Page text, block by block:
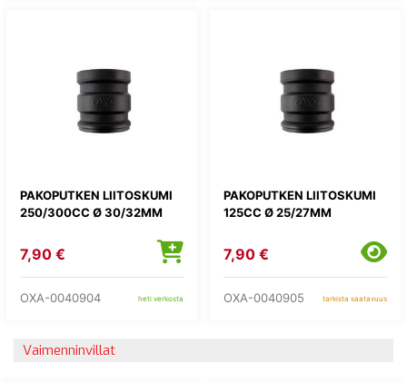
PAKOPUTKEN LIITOSKUMI
250/300CC Ø 30/32MM
7,90 €
OXA-0040904 heti verkosta
PAKOPUTKEN LIITOSKUMI
125CC Ø 25/27MM
7,90 €
OXA-0040905 tarkista saatavuus
Vaimenninvillat